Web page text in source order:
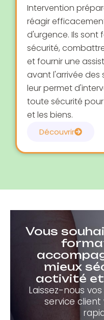
Intervention
réagir
d'urgence. Ils sont
sécurité,
et fournir une
avant l'arrivée des
leur permet
toute sécurité
et les biens.
Découvrir
Vous
mieux
activité et
Laissez-nous
service